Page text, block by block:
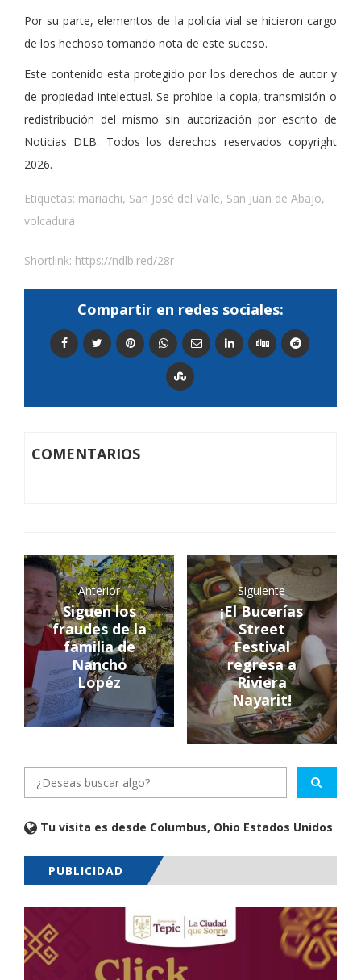
Por su parte, elementos de la policía vial se hicieron cargo
de los hechoso tomando nota de este suceso.
Este contenido esta protegido por los derechos de autor y
de propiedad intelectual. Se prohibe la copia, transmisión o
redistribución del mismo sin autorización por escrito de
Noticias DLB. Todos los derechos reservados copyright
2026.
Etiquetas: mariachi, San José del Valle, San Juan de Abajo,
volcadura
Shortlink: https://ndlb.red/28r
Compartir en redes sociales:
COMENTARIOS
Anterior
Siguen los
fraudes de la
familia de
Nancho
Lopéz
Siguiente
¡El Bucerías
Street
Festival
regresa a
Riviera
Nayarit!
Tu visita es desde Columbus, Ohio Estados Unidos
PUBLICIDAD